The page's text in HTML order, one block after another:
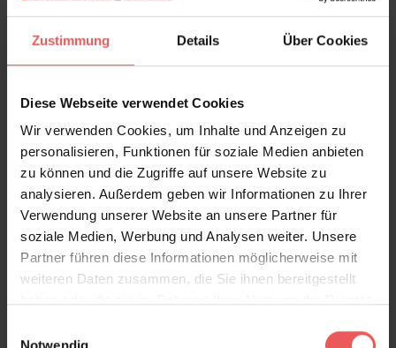
Zustimmung Details Über Cookies
Diese Webseite verwendet Cookies
Wir verwenden Cookies, um Inhalte und Anzeigen zu
personalisieren, Funktionen für soziale Medien anbieten
zu können und die Zugriffe auf unsere Website zu
analysieren. Außerdem geben wir Informationen zu Ihrer
Verwendung unserer Website an unsere Partner für
soziale Medien, Werbung und Analysen weiter. Unsere
Partner führen diese Informationen möglicherweise mit
weiteren Daten zusammen, die Sie ihnen bereitgestellt
Notwendig
Caviar S, santo andré
49,00 €